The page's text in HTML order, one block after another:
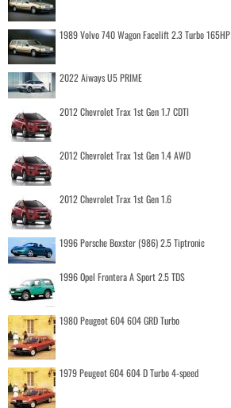
1989 Volvo 740 Wagon Facelift 2.3 Turbo 165HP
2022 Aiways U5 PRIME
2012 Chevrolet Trax 1st Gen 1.7 CDTI
2012 Chevrolet Trax 1st Gen 1.4 AWD
2012 Chevrolet Trax 1st Gen 1.6
1996 Porsche Boxster (986) 2.5 Tiptronic
1996 Opel Frontera A Sport 2.5 TDS
1980 Peugeot 604 604 GRD Turbo
1979 Peugeot 604 604 D Turbo 4-speed